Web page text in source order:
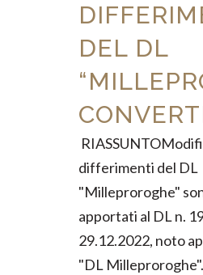
DEL DL
differimenti del DL
"Milleproroghe"
apportati al DL n.
29.12.2022, noto
"DL